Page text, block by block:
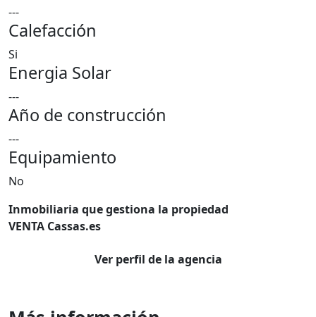
---
Calefacción
Si
Energia Solar
---
Año de construcción
---
Equipamiento
No
Inmobiliaria que gestiona la propiedad
VENTA Cassas.es
Ver perfil de la agencia